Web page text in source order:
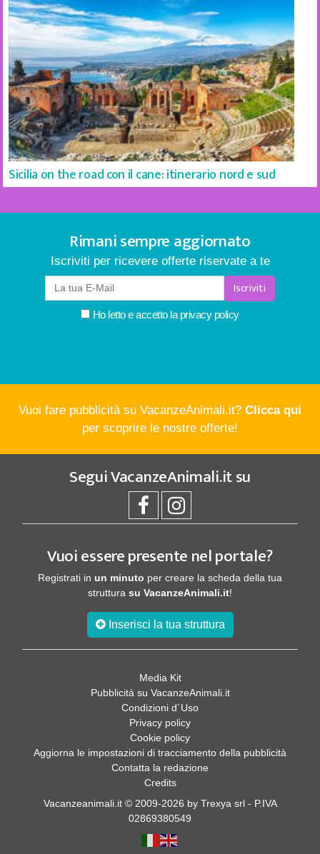
Sicilia on the road con il cane: itinerario nord e sud
Rimani sempre aggiornato
Iscriviti per ricevere offerte riservate a te
Iscriviti
Ho letto e accetto la privacy policy
Vuoi fare pubblicità su VacanzeAnimali.it? Clicca qui
per scoprire le nostre offerte!
SeguiVacanzeAnimali.itsu
Vuoi essere presente nel portale?
Registrati in un minuto per creare la scheda della tua
struttura su VacanzeAnimali.it!
Inserisci la tua struttura
Media Kit
Pubblicità su VacanzeAnimali.it
Condizioni d´Uso
Privacy policy
Cookie policy
Aggiorna le impostazioni di tracciamento della pubblicità
Contatta la redazione
Credits
Vacanzeanimali.it © 2009-2026 by Trexya srl - P.IVA
02869380549